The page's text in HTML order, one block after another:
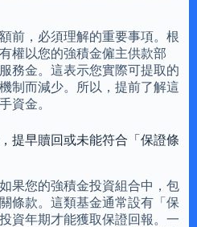
前，必須理解的重要事項。根
權以您的強積金僱主供款部
務金。這表示您實際可提取的
制而減少。所以，提前了解這
資金。
提早贖回或未能符合「保證條
果您的強積金投資組合中，包
條款。這類基金通常設有「保
資年期才能獲取保證回報。一